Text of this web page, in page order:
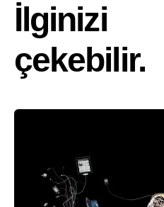
İlginizi
çekebilir.